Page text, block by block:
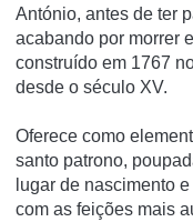
António, antes de ter
acabando por morrer
construído em 1767
desde o século XV.
Oferece como
santo patrono,
lugar de nascimento
com as feições mais